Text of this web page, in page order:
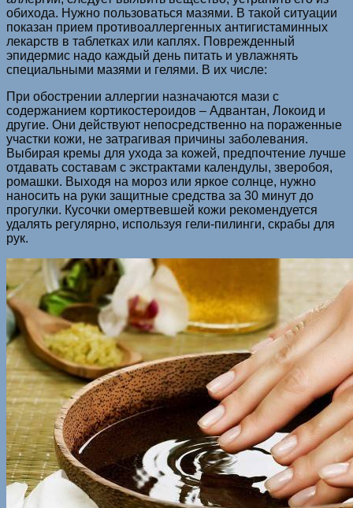
обихода. Нужно пользоваться мазями. В такой ситуации
показан прием противоаллергенных антигистаминных
лекарств в таблетках или каплях. Поврежденный
эпидермис надо каждый день питать и увлажнять
специальными мазями и гелями. В их числе:
При обострении аллергии назначаются мази с
содержанием кортикостероидов – Адвантан, Локоид и
другие. Они действуют непосредственно на пораженные
участки кожи, не затрагивая причины заболевания.
Выбирая кремы для ухода за кожей, предпочтение лучше
отдавать составам с экстрактами календулы, зверобоя,
ромашки. Выходя на мороз или яркое солнце, нужно
наносить на руки защитные средства за 30 минут до
прогулки. Кусочки омертвевшей кожи рекомендуется
удалять регулярно, используя гели-пилинги, скрабы для
рук.